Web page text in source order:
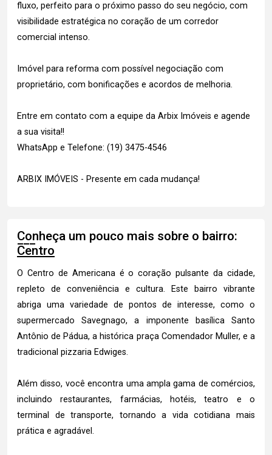
fluxo, perfeito para o próximo passo do seu negócio, com
visibilidade estratégica no coração de um corredor
comercial intenso.
Imóvel para reforma com possível negociação com
proprietário, com bonificações e acordos de melhoria.
Entre em contato com a equipe da Arbix Imóveis e agende
a sua visita!!
WhatsApp e Telefone: (19) 3475-4546
ARBIX IMÓVEIS - Presente em cada mudança!
Conheça um pouco mais sobre o bairro:
Centro
O Centro de Americana é o coração pulsante da cidade,
repleto de conveniência e cultura. Este bairro vibrante
abriga uma variedade de pontos de interesse, como o
supermercado Savegnago, a imponente basílica Santo
Antônio de Pádua, a histórica praça Comendador Muller, e a
tradicional pizzaria Edwiges.
Além disso, você encontra uma ampla gama de comércios,
incluindo restaurantes, farmácias, hotéis, teatro e o
terminal de transporte, tornando a vida cotidiana mais
prática e agradável.